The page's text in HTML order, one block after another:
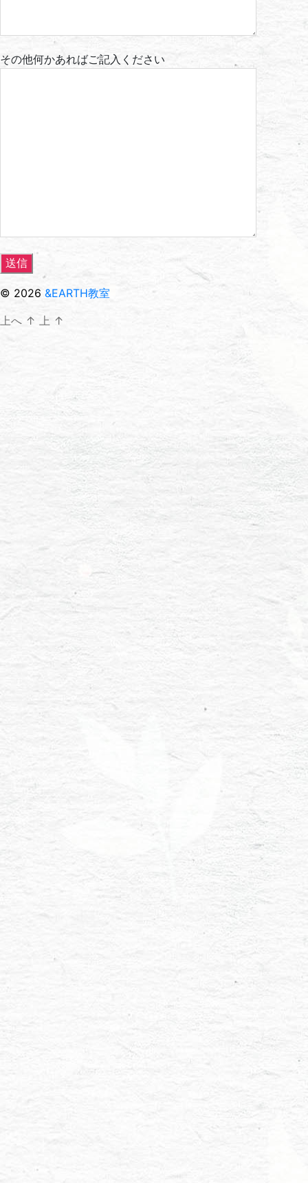
その他何かあればご記⼊ください
© 2026 &EARTH教室
上へ ↑ 上 ↑